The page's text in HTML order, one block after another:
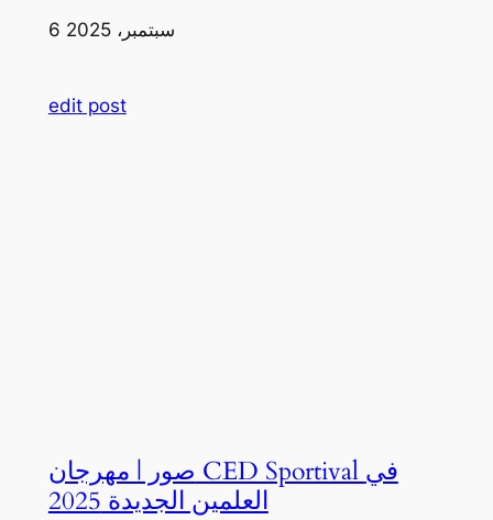
6 سبتمبر، 2025
edit post
صور | مهرجان CED Sportival في
العلمين الجديدة 2025